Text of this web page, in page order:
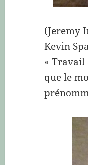
(Jeremy
Kevin
« Travail
que le